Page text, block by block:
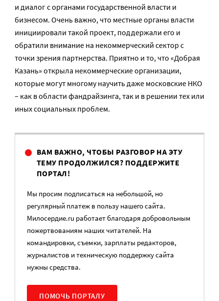
и диалог с органами государственной власти и
бизнесом. Очень важно, что местные органы власти
инициировали такой проект, поддержали его и
обратили внимание на некоммерческий сектор с
точки зрения партнерства. Приятно и то, что «Добрая
Казань» открыла некоммерческие организации,
которые могут многому научить даже московские НКО
– как в области фандрайзинга, так и в решении тех или
иных социальных проблем.
ВАМ ВАЖНО, ЧТОБЫ РАЗГОВОР НА ЭТУ
ТЕМУ ПРОДОЛЖИЛСЯ? ПОДДЕРЖИТЕ
ПОРТАЛ!
Мы просим подписаться на небольшой, но
регулярный платеж в пользу нашего сайта.
Милосердие.ru работает благодаря добровольным
пожертвованиям наших читателей. На
командировки, съемки, зарплаты редакторов,
журналистов и техническую поддержку сайта
нужны средства.
ПОМОЧЬ ПОРТАЛУ